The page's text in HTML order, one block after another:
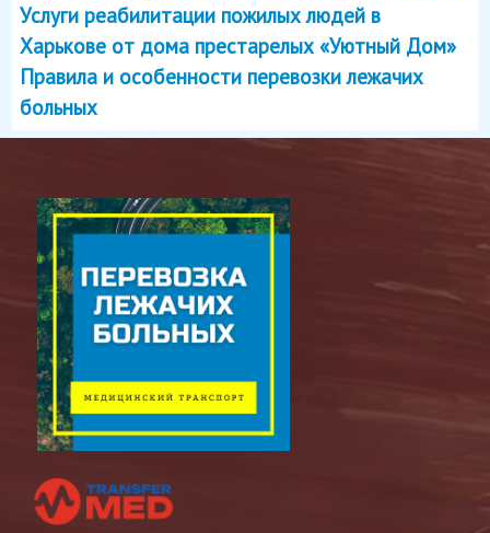
Услуги реабилитации пожилых людей в
Харькове от дома престарелых «Уютный Дом»
Правила и особенности перевозки лежачих
больных